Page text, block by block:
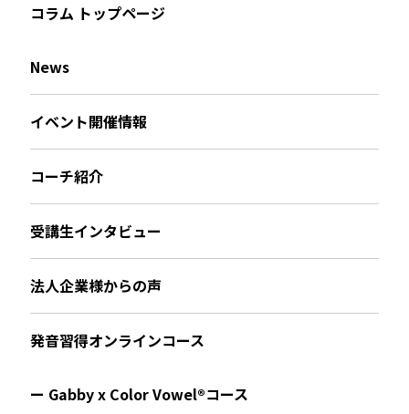
コラム トップページ
News
イベント開催情報
コーチ紹介
受講生インタビュー
法人企業様からの声
発音習得オンラインコース
ー Gabby x Color Vowel®︎コース